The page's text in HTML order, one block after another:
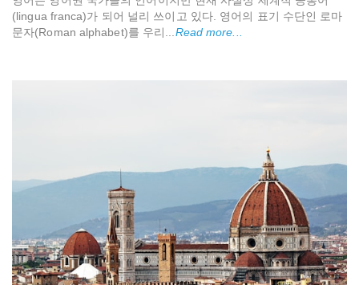
(lingua franca)가 되어 널리 쓰이고 있다. 영어의 표기 수단인 로마
문자(Roman alphabet)를 우리...Read more...